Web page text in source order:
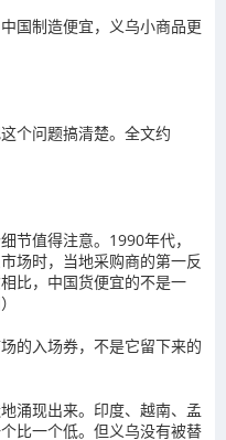
国制造便宜，义乌小商品更
个问题搞清楚。全文约
节值得注意。1990年代，
场时，当地采购商的第一反
比，中国货便宜的不是一
的入场券，不是它留下来的
涌现出来。印度、越南、孟
比一个低。但义乌没有被替